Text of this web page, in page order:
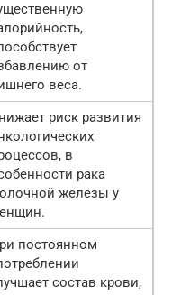
от
веса.
риск развития
в
рака
железы у
постоянном
состав крови,